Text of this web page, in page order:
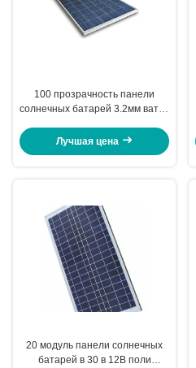
100 прозрачность панели
солнечных батарей 3.2мм ватта
закалила стекло
Лучшая цена
20 модуль панели солнечных
батарей в 30 в 12В поли